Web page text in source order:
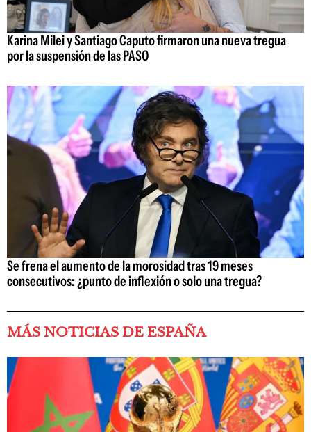
Karina Milei y Santiago Caputo firmaron una nueva tregua
por la suspensión de las PASO
Se frena el aumento de la morosidad tras 19 meses
consecutivos: ¿punto de inflexión o solo una tregua?
MÁS NOTICIAS DE ESPAÑA